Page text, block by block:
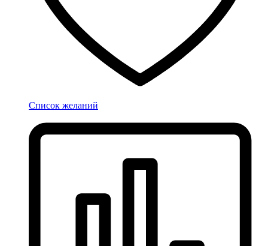
Список желаний